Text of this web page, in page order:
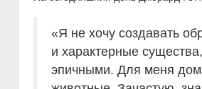
«Я не хочу создавать
и характерные
эпичными. Для меня